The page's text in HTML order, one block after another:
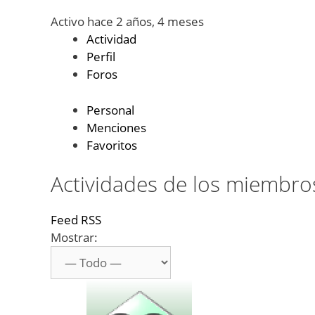
Activo hace 2 años, 4 meses
Actividad
Perfil
Foros
Personal
Menciones
Favoritos
Actividades de los
Feed RSS
Mostrar: